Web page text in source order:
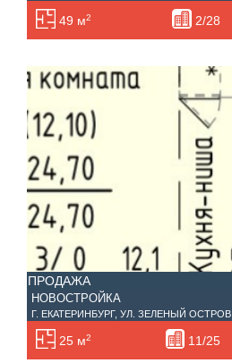
49 м2 2/28
ПРОДАЖА
НОВОСТРОЙКА
Г. ЕКАТЕРИНБУРГ, УЛ. ЗЕЛЕНЫЙ ОСТРОВ
25 м2 11/25